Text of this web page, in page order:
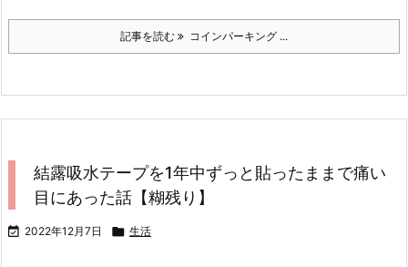
記事を読む コインパーキング ...
結露吸水テープを1年中ずっと貼ったままで痛い
目にあった話【糊残り】
 2022年12月7日  生活